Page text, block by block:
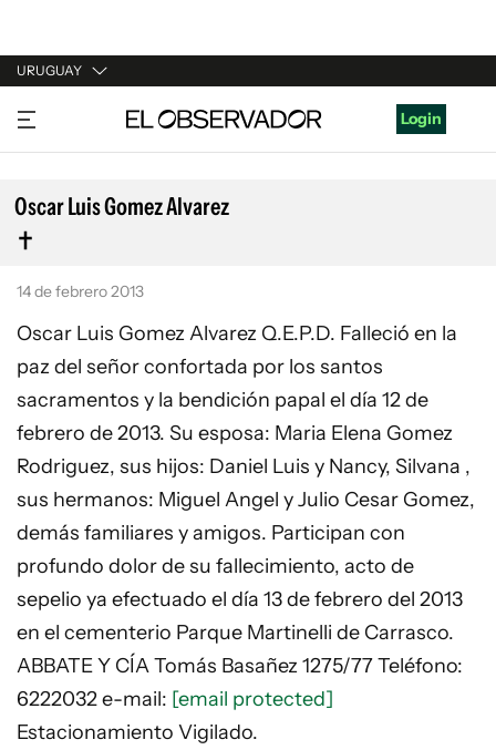
URUGUAY
URUGUAY
ARGENTINA
ESPAÑA
ESTADOS UNIDOS
Login
Oscar Luis Gomez Alvarez
14 de febrero 2013
Oscar Luis Gomez Alvarez Q.E.P.D. Falleció en la
paz del señor confortada por los santos
sacramentos y la bendición papal el día 12 de
febrero de 2013. Su esposa: Maria Elena Gomez
Rodriguez, sus hijos: Daniel Luis y Nancy, Silvana ,
sus hermanos: Miguel Angel y Julio Cesar Gomez,
demás familiares y amigos. Participan con
profundo dolor de su fallecimiento, acto de
sepelio ya efectuado el día 13 de febrero del 2013
en el cementerio Parque Martinelli de Carrasco.
ABBATE Y CÍA Tomás Basañez 1275/77 Teléfono:
6222032 e-mail: [email protected]
Estacionamiento Vigilado.